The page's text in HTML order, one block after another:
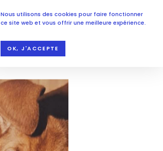
Nous utilisons des cookies pour faire fonctionner
ce site web et vous offrir une meilleure expérience.
OK, J'ACCEPTE